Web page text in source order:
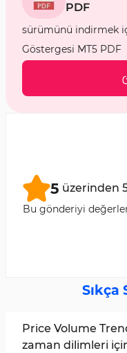
PDF
sürümünü indirmek
Göstergesi MT5 PDF
5 üzerinden
Bu gönderiyi
Sıkça
Price Volume
zaman dilimleri